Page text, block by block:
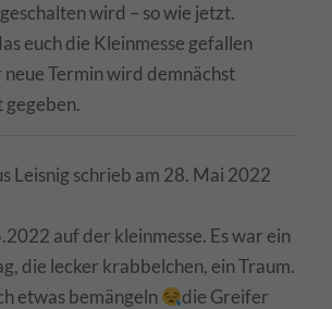
wird – so wie jetzt.
euch die Kleinmesse gefallen
neue Termin wird demnächst
gegeben.
Leisnig schrieb am 28. Mai 2022
auf der kleinmesse. Es war ein
die lecker krabbelchen, ein Traum.
etwas bemängeln
die Greifer